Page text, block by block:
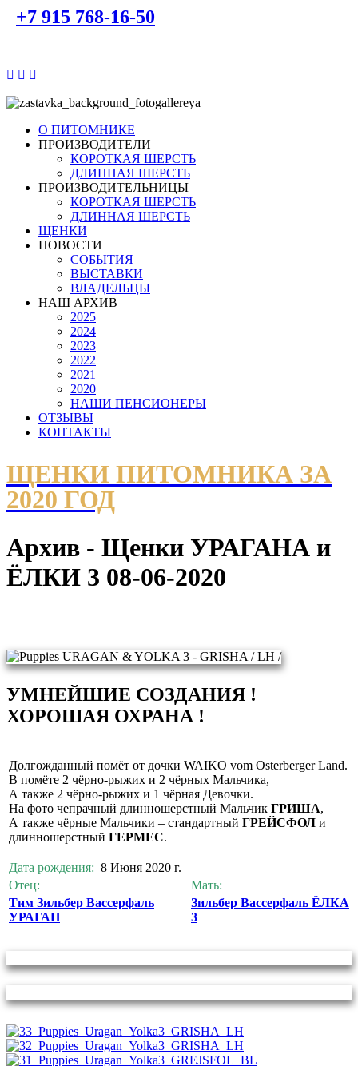
+7 915 768-16-50
О ПИТОМНИКЕ
ПРОИЗВОДИТЕЛИ
КОРОТКАЯ ШЕРСТЬ
ДЛИННАЯ ШЕРСТЬ
ПРОИЗВОДИТЕЛЬНИЦЫ
КОРОТКАЯ ШЕРСТЬ
ДЛИННАЯ ШЕРСТЬ
ЩЕНКИ
НОВОСТИ
СОБЫТИЯ
ВЫСТАВКИ
ВЛАДЕЛЬЦЫ
НАШ АРХИВ
2025
2024
2023
2022
2021
2020
НАШИ ПЕНСИОНЕРЫ
ОТЗЫВЫ
КОНТАКТЫ
ЩЕНКИ ПИТОМНИКА ЗА
2020 ГОД
Архив - Щенки УРАГАНА и
ЁЛКИ 3 08-06-2020
УМНЕЙШИЕ СОЗДАНИЯ !
ХОРОШАЯ ОХРАНА !
Долгожданный помёт от дочки WAIKO vom Osterberger Land.
В помёте 2 чёрно-рыжих и 2 чёрных Мальчика,
А также 2 чёрно-рыжих и 1 чёрная Девочки.
На фото чепрачный длинношерстный Мальчик ГРИША,
А также чёрные Мальчики – стандартный ГРЕЙСФОЛ и
длинношерстный ГЕРМЕС.
Дата рождения: 8 Июня 2020 г.
Отец:
Мать:
Тим Зильбер Вассерфаль
УРАГАН
Зильбер Вассерфаль ЁЛКА
3